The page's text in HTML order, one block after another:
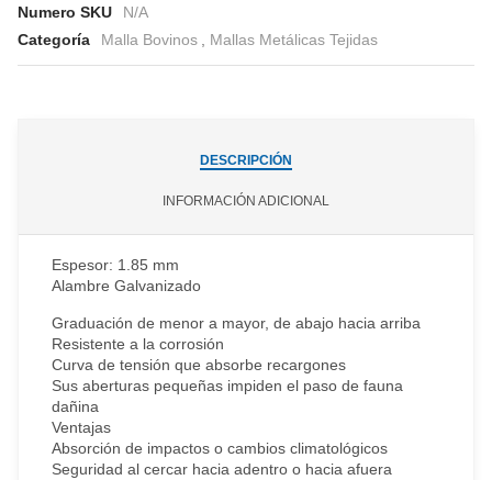
Numero SKU
N/A
Categoría
Malla Bovinos Mallas Metálicas Tejidas
DESCRIPCIÓN
INFORMACIÓN ADICIONAL
Espesor: 1.85 mm
Alambre Galvanizado
Graduación de menor a mayor, de abajo hacia arriba
Resistente a la corrosión
Curva de tensión que absorbe recargones
Sus aberturas pequeñas impiden el paso de fauna
dañina
Ventajas
Absorción de impactos o cambios climatológicos
Seguridad al cercar hacia adentro o hacia afuera